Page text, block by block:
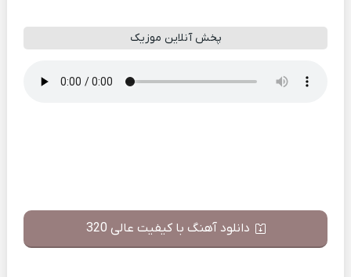
پخش آنلاین موزیک
دانلود آهنگ با کیفیت عالی 320